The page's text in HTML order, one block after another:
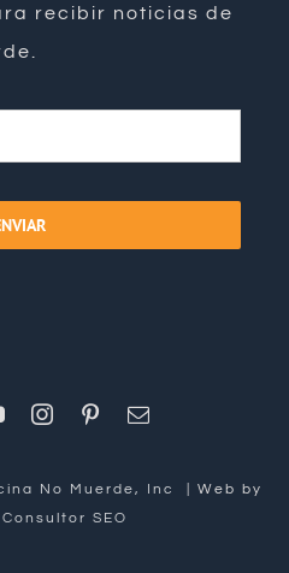
recibir noticias de
No Muerde, Inc
| Web by
Consultor SEO